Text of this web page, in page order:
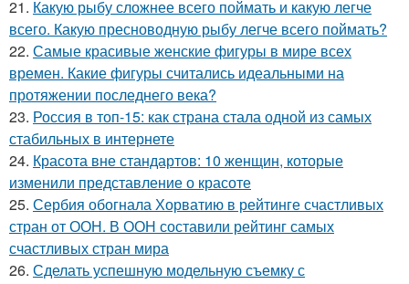
21. Какую рыбу сложнее всего поймать и какую легче
всего. Какую пресноводную рыбу легче всего поймать?
22. Самые красивые женские фигуры в мире всех
времен. Какие фигуры считались идеальными на
протяжении последнего века?
23. Россия в топ-15: как страна стала одной из самых
стабильных в интернете
24. Красота вне стандартов: 10 женщин, которые
изменили представление о красоте
25. Сербия обогнала Хорватию в рейтинге счастливых
стран от ООН. В ООН составили рейтинг самых
счастливых стран мира
26. Сделать успешную модельную съемку с